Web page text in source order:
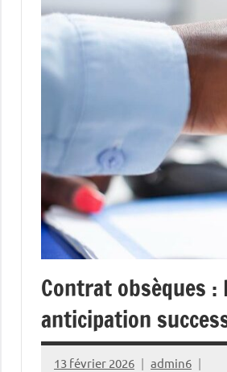
Contrat obsèques
anticipation
13 février 2026 admin6